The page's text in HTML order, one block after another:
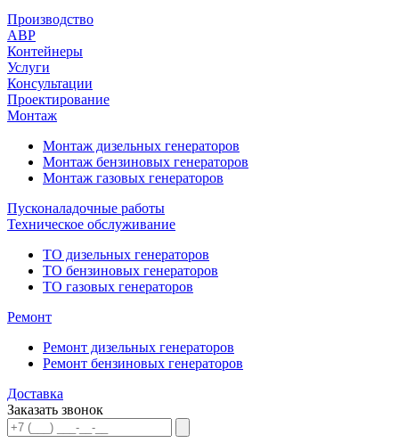
Производство
АВР
Контейнеры
Услуги
Консультации
Проектирование
Монтаж
Монтаж дизельных генераторов
Монтаж бензиновых генераторов
Монтаж газовых генераторов
Пусконаладочные работы
Техническое обслуживание
ТО дизельных генераторов
ТО бензиновых генераторов
ТО газовых генераторов
Ремонт
Ремонт дизельных генераторов
Ремонт бензиновых генераторов
Доставка
Заказать звонок